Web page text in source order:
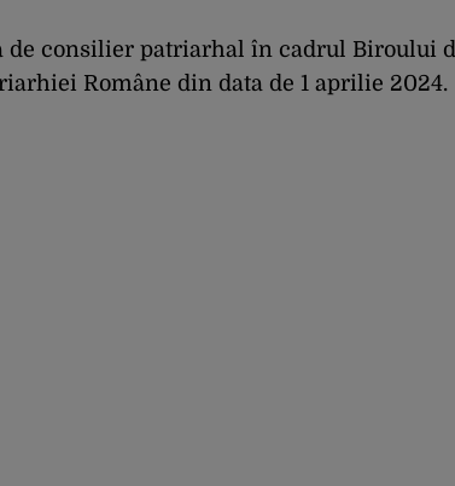
de consilier patriarhal în cadrul Biroului
Române din data de 1 aprilie 2024.